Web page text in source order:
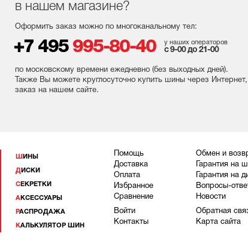
в нашем магазине?
Оформить заказ можно по многоканальному тел:
+7 495 995-80-40 у наших операторов
с 9-00 до 21-00
по московскому времени ежедневно (без выходных дней).
Также Вы можете круглосуточно купить шины через
заказ на нашем сайте.
ШИНЫ
ДИСКИ
СЕКРЕТКИ
АКСЕССУАРЫ
РАСПРОДАЖА
КАЛЬКУЛЯТОР ШИН
Помощь
Доставка
Оплата
Избранное
Сравнение
Войти
Контакты
Обмен и
Гарантия на
Гарантия на
Вопросы-
Новости
Обратная
Карта сайта